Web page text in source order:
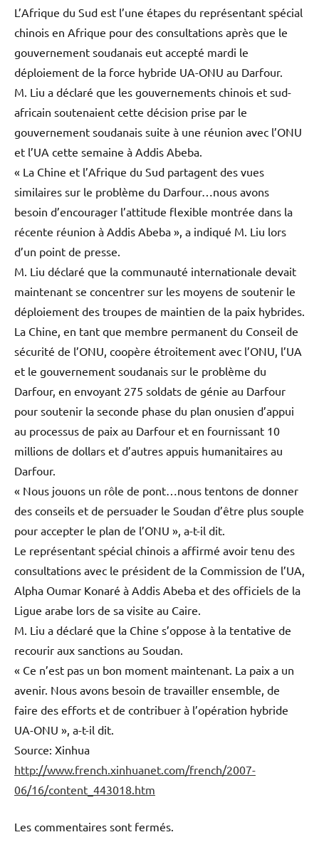
L’Afrique du Sud est l’une étapes du représentant spécial
chinois en Afrique pour des consultations après que le
gouvernement soudanais eut accepté mardi le
déploiement de la force hybride UA-ONU au Darfour.
M. Liu a déclaré que les gouvernements chinois et sud-
africain soutenaient cette décision prise par le
gouvernement soudanais suite à une réunion avec l’ONU
et l’UA cette semaine à Addis Abeba.
« La Chine et l’Afrique du Sud partagent des vues
similaires sur le problème du Darfour…nous avons
besoin d’encourager l’attitude flexible montrée dans la
récente réunion à Addis Abeba », a indiqué M. Liu lors
d’un point de presse.
M. Liu déclaré que la communauté internationale devait
maintenant se concentrer sur les moyens de soutenir le
déploiement des troupes de maintien de la paix hybrides.
La Chine, en tant que membre permanent du Conseil de
sécurité de l’ONU, coopère étroitement avec l’ONU, l’UA
et le gouvernement soudanais sur le problème du
Darfour, en envoyant 275 soldats de génie au Darfour
pour soutenir la seconde phase du plan onusien d’appui
au processus de paix au Darfour et en fournissant 10
millions de dollars et d’autres appuis humanitaires au
Darfour.
« Nous jouons un rôle de pont…nous tentons de donner
des conseils et de persuader le Soudan d’être plus souple
pour accepter le plan de l’ONU », a-t-il dit.
Le représentant spécial chinois a affirmé avoir tenu des
consultations avec le président de la Commission de l’UA,
Alpha Oumar Konaré à Addis Abeba et des officiels de la
Ligue arabe lors de sa visite au Caire.
M. Liu a déclaré que la Chine s’oppose à la tentative de
recourir aux sanctions au Soudan.
« Ce n’est pas un bon moment maintenant. La paix a un
avenir. Nous avons besoin de travailler ensemble, de
faire des efforts et de contribuer à l’opération hybride
UA-ONU », a-t-il dit.
Source: Xinhua
http://www.french.xinhuanet.com/french/2007-
06/16/content_443018.htm
Les commentaires sont fermés.